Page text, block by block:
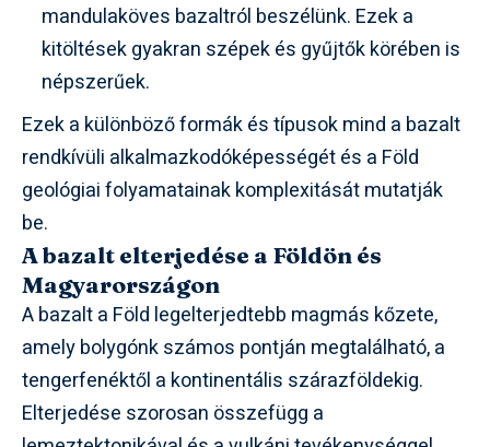
mandulaköves bazaltról beszélünk. Ezek a
kitöltések gyakran szépek és gyűjtők körében is
népszerűek.
Ezek a különböző formák és típusok mind a bazalt
rendkívüli alkalmazkodóképességét és a Föld
geológiai folyamatainak komplexitását mutatják
be.
A bazalt elterjedése a Földön és
Magyarországon
A bazalt a Föld legelterjedtebb magmás kőzete,
amely bolygónk számos pontján megtalálható, a
tengerfenéktől a kontinentális szárazföldekig.
Elterjedése szorosan összefügg a